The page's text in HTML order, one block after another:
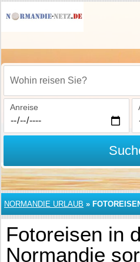
Wohin reisen Sie?
Anreise
NORMANDIE URLAUB »
Fotoreisen in
Normandie